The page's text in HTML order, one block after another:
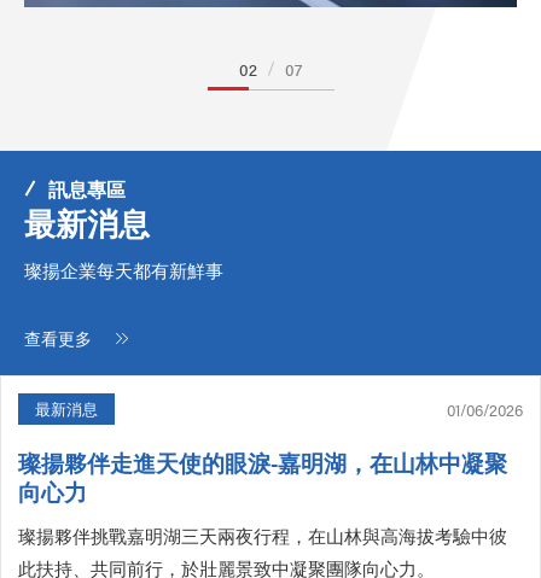
02 07
訊息專區
最新消息
璨揚企業每天都有新鮮事
查看更多
最新消息 01/06/2026
璨揚夥伴走進天使的眼淚-嘉明湖，在山林中凝聚
向心力
璨揚夥伴挑戰嘉明湖三天兩夜行程，在山林與高海拔考驗中彼
此扶持、共同前行，於壯麗景致中凝聚團隊向心力。